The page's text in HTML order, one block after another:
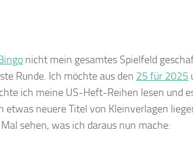
nicht mein gesamtes Spielfeld
Runde. Ich möchte aus den 25 für 2025
ich meine US-Heft-Reihen lesen und
neuere Titel von Kleinverlagen
sehen, was ich daraus nun mache: